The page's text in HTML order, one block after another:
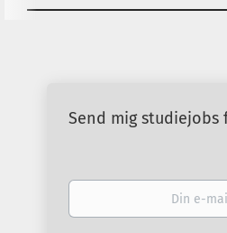
Send mig studiejobs
Din